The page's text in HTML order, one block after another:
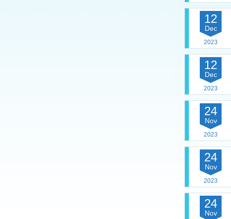
12
Dec
2023
12
Dec
2023
24
Nov
2023
24
Nov
2023
24
Nov